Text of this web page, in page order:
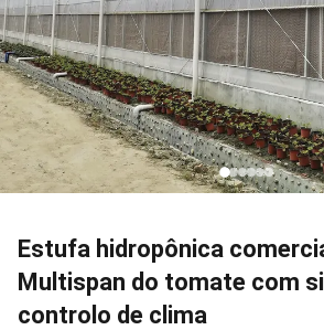
Estufa hidropônica
Multispan do tomate com
controlo de clima